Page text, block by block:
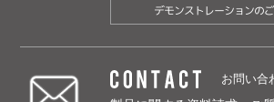
デモンストレーションの
CONTACT
お問い合